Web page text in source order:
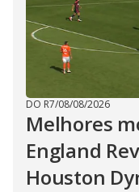
DO R7/08/08/2026
Melhores
England
Houston